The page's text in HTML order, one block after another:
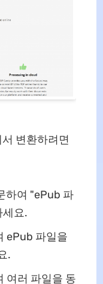
변환하려면
하여 "ePub 파
세요.
ePub 파일을
.
여러 파일을 동